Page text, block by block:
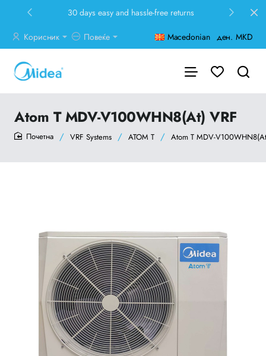
30 days easy and hassle-free returns
Корисник Повеќе Macedonian ден. MKD
Atom T MDV-V100WHN8(At) VRF
VRF Systems ATOM T Atom T MDV-